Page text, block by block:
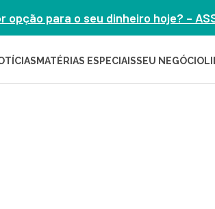
opção para o seu dinheiro hoje? –
MATÉRIAS ESPECIAISSEU NEGÓCIO